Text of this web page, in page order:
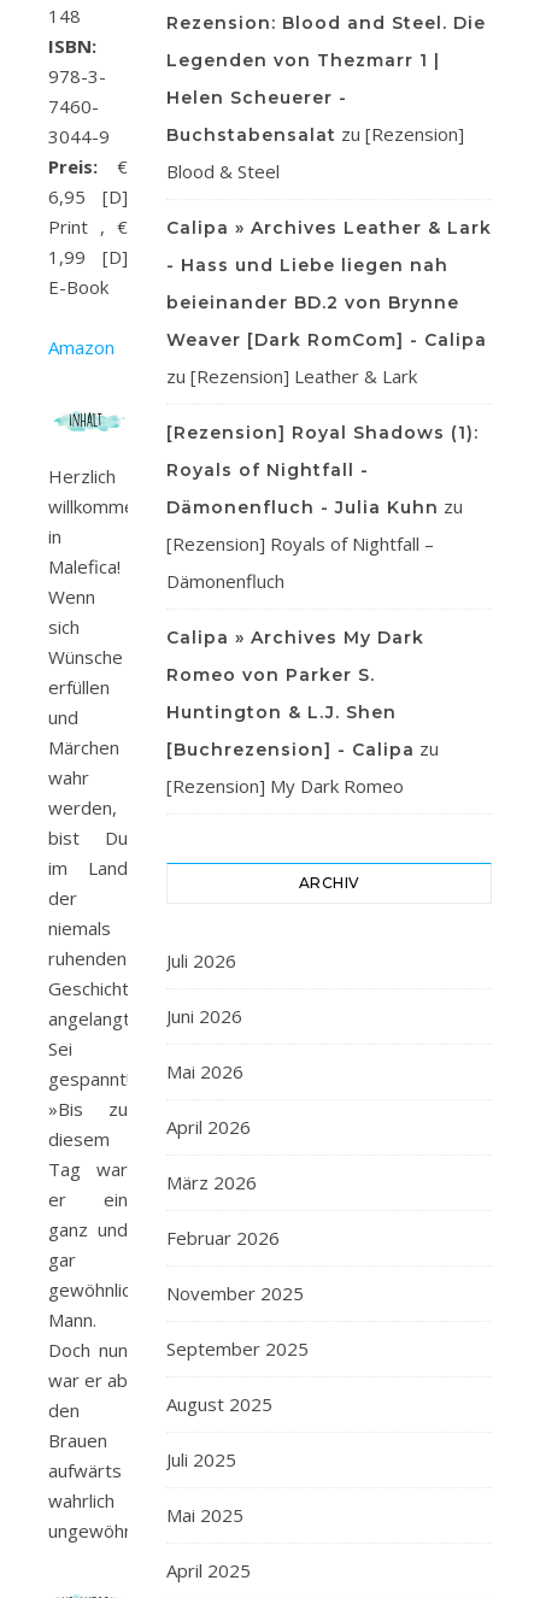
148
ISBN:
978-3-
7460-
3044-9
Preis: €
6,95 [D]
Print , €
1,99 [D]
E-Book
Amazon
Herzlich
willkommen
in
Malefica!
Wenn
sich
Wünsche
erfüllen
und
Märchen
wahr
werden,
bist Du
im Land
der
niemals
ruhenden
Geschichten
angelangt.
Sei
gespannt!
»Bis zu
diesem
Tag war
er ein
ganz und
gar
gewöhnlicher
Mann.
Doch nun
war er ab
den
Brauen
aufwärts
wahrlich
ungewöhnlich.«
Rezension: Blood and Steel. Die
Legenden von Thezmarr 1 |
Helen Scheuerer -
Buchstabensalat zu [Rezension]
Blood & Steel
Calipa » Archives Leather & Lark
- Hass und Liebe liegen nah
beieinander BD.2 von Brynne
Weaver [Dark RomCom] - Calipa
zu [Rezension] Leather & Lark
[Rezension] Royal Shadows (1):
Royals of Nightfall -
Dämonenfluch - Julia Kuhn zu
[Rezension] Royals of Nightfall –
Dämonenfluch
Calipa » Archives My Dark
Romeo von Parker S.
Huntington & L.J. Shen
[Buchrezension] - Calipa zu
[Rezension] My Dark Romeo
ARCHIV
Juli 2026
Juni 2026
Mai 2026
April 2026
März 2026
Februar 2026
November 2025
September 2025
August 2025
Juli 2025
Mai 2025
April 2025